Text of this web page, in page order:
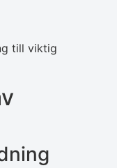
till viktig